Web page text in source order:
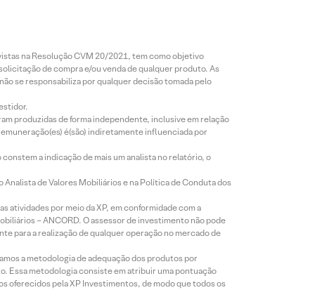
na Resolução CVM 20/2021, tem como objetivo
de compra e/ou venda de qualquer produto. As
se responsabiliza por qualquer decisão tomada pelo
produzidas de forma independente, inclusive em relação
é(são) indiretamente influenciada por
a indicação de mais um analista no relatório, o
de Valores Mobiliários e na Política de Conduta dos
atividades por meio da XP, em conformidade com a
– ANCORD. O assessor de investimento não pode
para a realização de qualquer operação no mercado de
a metodologia de adequação dos produtos por
Essa metodologia consiste em atribuir uma pontuação
oferecidos pela XP Investimentos, de modo que todos os